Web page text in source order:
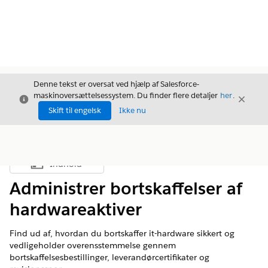
Luk
Denne tekst er oversat ved hjælp af Salesforce-
maskinoversættelsessystem. Du finder flere detaljer her.
Skift til engelsk
Ikke nu
Luk
Vis indholdsfortegnelse
Indhold
Administrer bortskaffelser af
hardwareaktiver
Find ud af, hvordan du bortskaffer it-hardware sikkert og
vedligeholder overensstemmelse gennem
bortskaffelsesbestillinger, leverandørcertifikater og